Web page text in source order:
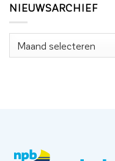
NIEUWSARCHIEF
Nieuwsarchief